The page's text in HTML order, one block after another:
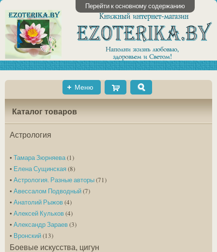
Перейти к основному содержанию
Меню
Cart
Каталог товаров
Астрология
• Тамара Зюрняева(1)
• Елена Сущинская(8)
• Астрология. Разные авторы(71)
• Авессалом Подводный(7)
• Анатолий Рыжов(4)
• Алексей Кульков(4)
• Александр Зараев(3)
• Вронский(13)
Боевые искусства, цигун